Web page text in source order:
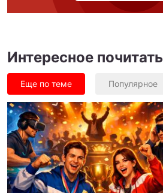
Интересное почитать
Еще по теме Популярное